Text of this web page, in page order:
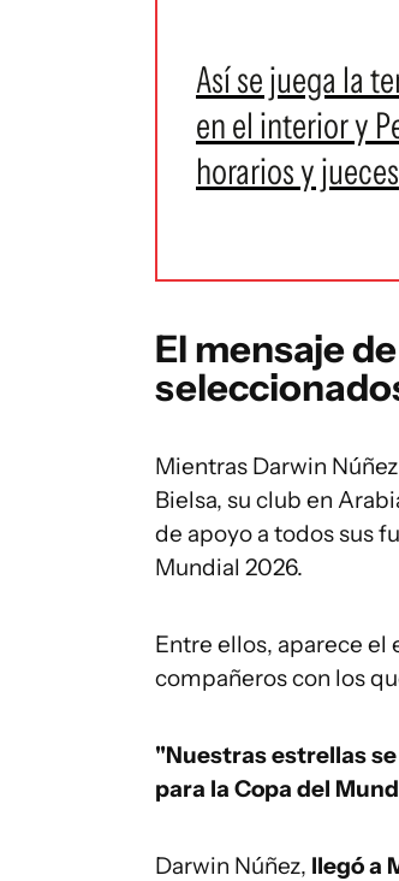
Así se juega la
en el interior y
horarios y jueces
El mensaje
Mientras Darwin
Bielsa, su club en
de apoyo a todos sus
Mundial 2026.
Entre ellos, aparece el
compañeros con los
"Nuestras estrellas
para la Copa del
Darwin Núñez, llegó a